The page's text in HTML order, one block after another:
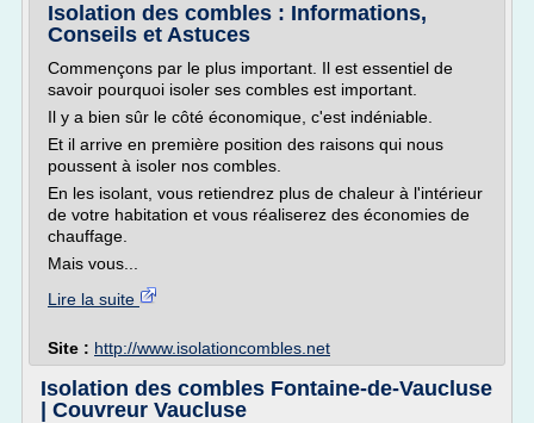
Isolation des combles : Informations,
Conseils et Astuces
Commençons par le plus important. Il est essentiel de
savoir pourquoi isoler ses combles est important.
Il y a bien sûr le côté économique, c'est indéniable.
Et il arrive en première position des raisons qui nous
poussent à isoler nos combles.
En les isolant, vous retiendrez plus de chaleur à l'intérieur
de votre habitation et vous réaliserez des économies de
chauffage.
Mais vous...
Lire la suite
Site : http://www.isolationcombles.net
Isolation des combles Fontaine-de-Vaucluse
| Couvreur Vaucluse